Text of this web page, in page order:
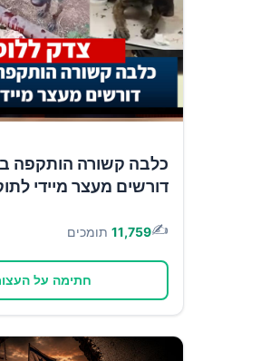
כלבה קשורה הותקפה
דורשים מעצר מיידי
✍️
11,759 תומכים
חתימה על